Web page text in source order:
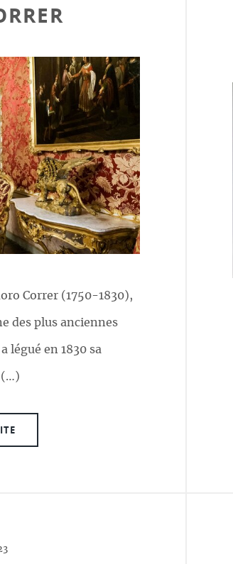
Correr (1750-1830),
des plus anciennes
légué en 1830 sa
(…)